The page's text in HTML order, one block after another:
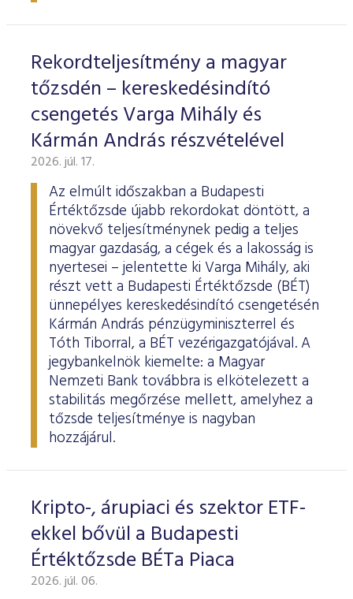
Rekordteljesítmény a magyar
tőzsdén – kereskedésindító
csengetés Varga Mihály és
Kármán András részvételével
2026. júl. 17.
Az elmúlt időszakban a Budapesti
Értéktőzsde újabb rekordokat döntött, a
növekvő teljesítménynek pedig a teljes
magyar gazdaság, a cégek és a lakosság is
nyertesei – jelentette ki Varga Mihály, aki
részt vett a Budapesti Értéktőzsde (BÉT)
ünnepélyes kereskedésindító csengetésén
Kármán András pénzügyminiszterrel és
Tóth Tiborral, a BÉT vezérigazgatójával. A
jegybankelnök kiemelte: a Magyar
Nemzeti Bank továbbra is elkötelezett a
stabilitás megőrzése mellett, amelyhez a
tőzsde teljesítménye is nagyban
hozzájárul.
Kripto-, árupiaci és szektor ETF-
ekkel bővül a Budapesti
Értéktőzsde BÉTa Piaca
2026. júl. 06.